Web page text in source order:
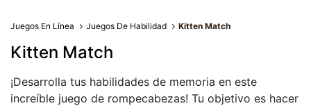
Juegos En Línea Juegos De Habilidad Kitten Match
Kitten Match
¡Desarrolla tus habilidades de memoria en este
increíble juego de rompecabezas! Tu objetivo es hacer